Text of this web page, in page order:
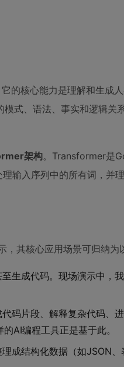
的核心能力是理解和生成
式、语法、事实和逻辑关
架构。Transformer是
输入序列中的所有词，并
，其核心应用场景可归纳为
生成代码。现场演示中，
码片段、解释复杂代码、
AI编程工具正是基于此。
成结构化数据（如JSON